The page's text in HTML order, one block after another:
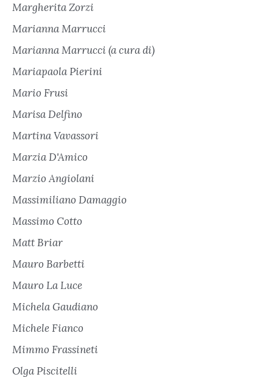
Margherita Zorzi
Marianna Marrucci
Marianna Marrucci (a cura di)
Mariapaola Pierini
Mario Frusi
Marisa Delfino
Martina Vavassori
Marzia D'Amico
Marzio Angiolani
Massimiliano Damaggio
Massimo Cotto
Matt Briar
Mauro Barbetti
Mauro La Luce
Michela Gaudiano
Michele Fianco
Mimmo Frassineti
Olga Piscitelli